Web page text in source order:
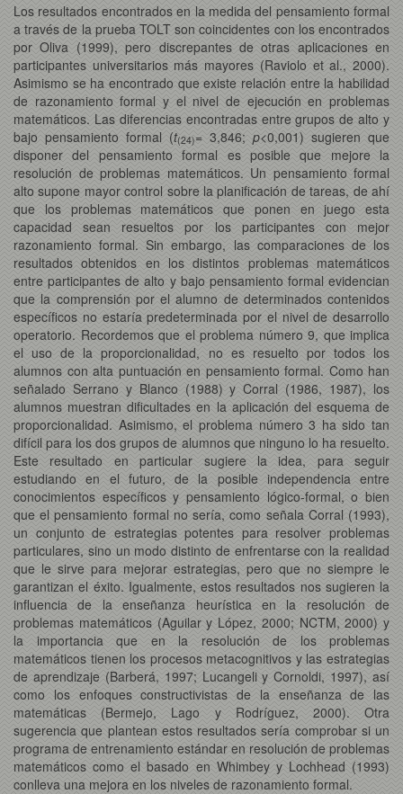
Los resultados encontrados en la medida del pensamiento formal
a través de la prueba TOLT son coincidentes con los encontrados
por Oliva (1999), pero discrepantes de otras aplicaciones en
participantes universitarios más mayores (Raviolo et al., 2000).
Asimismo se ha encontrado que existe relación entre la habilidad
de razonamiento formal y el nivel de ejecución en problemas
matemáticos. Las diferencias encontradas entre grupos de alto y
bajo pensamiento formal (t(24)= 3,846; p<0,001) sugieren que
disponer del pensamiento formal es posible que mejore la
resolución de problemas matemáticos. Un pensamiento formal
alto supone mayor control sobre la planificación de tareas, de ahí
que los problemas matemáticos que ponen en juego esta
capacidad sean resueltos por los participantes con mejor
razonamiento formal. Sin embargo, las comparaciones de los
resultados obtenidos en los distintos problemas matemáticos
entre participantes de alto y bajo pensamiento formal evidencian
que la comprensión por el alumno de determinados contenidos
específicos no estaría predeterminada por el nivel de desarrollo
operatorio. Recordemos que el problema número 9, que implica
el uso de la proporcionalidad, no es resuelto por todos los
alumnos con alta puntuación en pensamiento formal. Como han
señalado Serrano y Blanco (1988) y Corral (1986, 1987), los
alumnos muestran dificultades en la aplicación del esquema de
proporcionalidad. Asimismo, el problema número 3 ha sido tan
difícil para los dos grupos de alumnos que ninguno lo ha resuelto.
Este resultado en particular sugiere la idea, para seguir
estudiando en el futuro, de la posible independencia entre
conocimientos específicos y pensamiento lógico-formal, o bien
que el pensamiento formal no sería, como señala Corral (1993),
un conjunto de estrategias potentes para resolver problemas
particulares, sino un modo distinto de enfrentarse con la realidad
que le sirve para mejorar estrategias, pero que no siempre le
garantizan el éxito. Igualmente, estos resultados nos sugieren la
influencia de la enseñanza heurística en la resolución de
problemas matemáticos (Aguilar y López, 2000; NCTM, 2000) y
la importancia que en la resolución de los problemas
matemáticos tienen los procesos metacognitivos y las estrategias
de aprendizaje (Barberá, 1997; Lucangeli y Cornoldi, 1997), así
como los enfoques constructivistas de la enseñanza de las
matemáticas (Bermejo, Lago y Rodríguez, 2000). Otra
sugerencia que plantean estos resultados sería comprobar si un
programa de entrenamiento estándar en resolución de problemas
matemáticos como el basado en Whimbey y Lochhead (1993)
conlleva una mejora en los niveles de razonamiento formal.